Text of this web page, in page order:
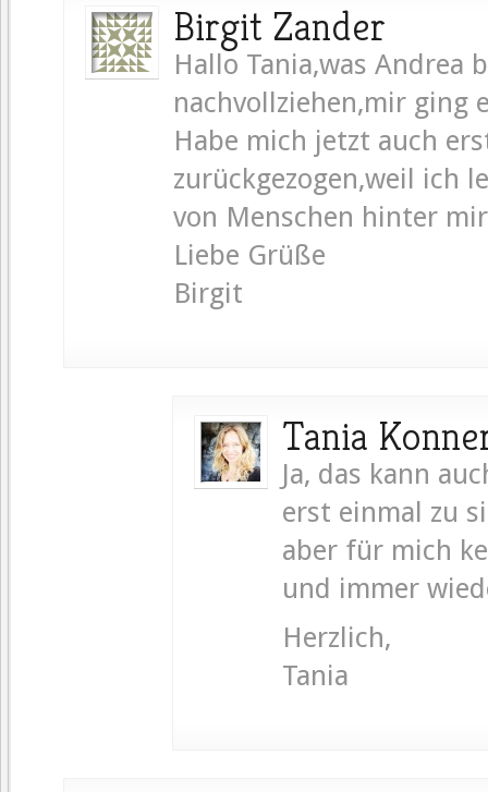
Birgit Zander
Hallo Tania,was Andrea
nachvollziehen,mir ging
Habe mich jetzt auch
zurückgezogen,weil ich
von Menschen hinter
Liebe Grüße
Birgit
Tania
Ja, das kann
erst einmal zu
aber für mich
und immer
Herzlich,
Tania